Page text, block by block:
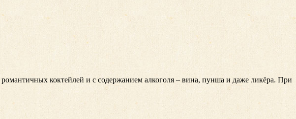
коктейлей и с содержанием алкоголя – вина, пунша и даже ликёра. При